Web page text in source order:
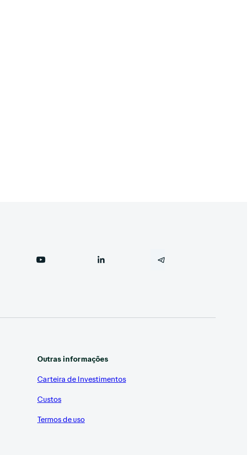
Outras informações
Carteira de Investimentos
Custos
Termos de uso